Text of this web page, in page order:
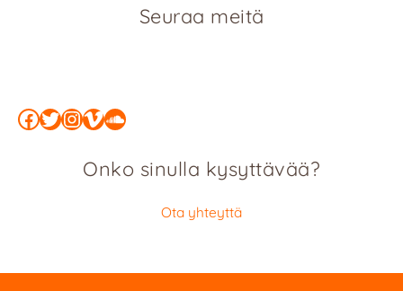
Seuraa meitä
Facebook
Twitter
Instagram
Vimeo
SoundCloud
Onko sinulla kysyttävää?
Ota yhteyttä